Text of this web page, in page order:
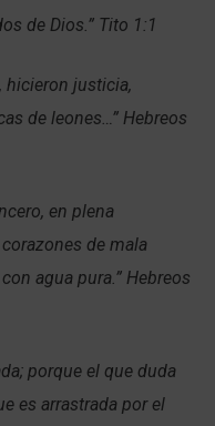
de Dios.” Tito 1:1
hicieron justicia,
de leones…” Hebreos
en plena
de mala
agua pura.” Hebreos
porque el que duda
es arrastrada por el